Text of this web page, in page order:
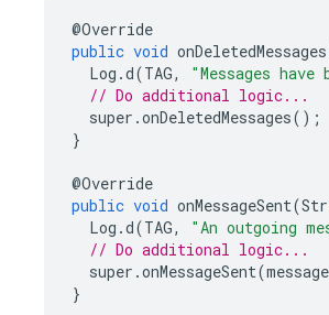
@Override
public void onDeletedMessages
Log .d(TAG,
"Messages
// Do additional logic...
super .onDeletedMessages();
}
@Override
public void onMessageSent(
Log .d(TAG,
"An outgoing
// Do additional logic...
super .onMessageSent(
}